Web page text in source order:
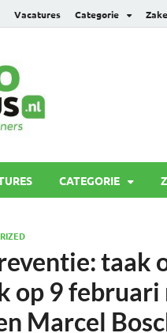
Vacatures Categorie
CATEGORIE
taak
op 9
Marcel